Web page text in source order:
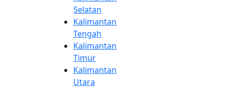
Selatan
Kalimantan
Tengah
Kalimantan
Timur
Kalimantan
Utara